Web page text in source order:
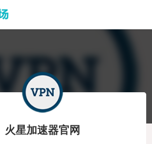
火星加速器官网